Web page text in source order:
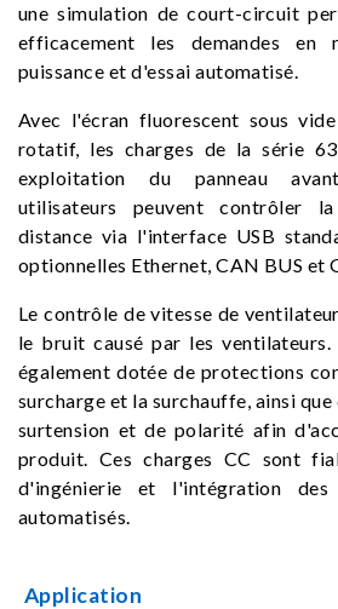
une simulation de court-circuit
efficacement les demandes
puissance et d'essai automatisé.
Avec l'écran fluorescent sous
rotatif, les charges de la série
exploitation du panneau
utilisateurs peuvent contrôler
distance via l'interface USB
optionnelles Ethernet, CAN BUS et
Le contrôle de vitesse de
le bruit causé par les
également dotée de protections
surcharge et la surchauffe, ainsi
surtension et de polarité afin
produit. Ces charges CC sont
d'ingénierie et l'intégration
automatisés.
Application